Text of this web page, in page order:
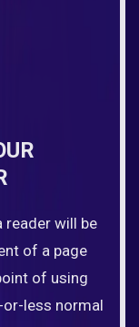
reader will be
of a page
of using
less normal